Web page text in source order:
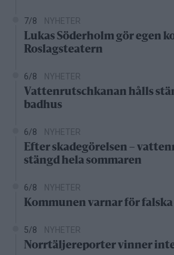
7/8 NYHETER
Lukas Söderholm gör egen
Roslagsteatern
6/8 NYHETER
Vattenrutschkanan hålls
badhus
6/8 NYHETER
Efter skadegörelsen –
stängd hela sommaren
6/8 NYHETER
Kommunen varnar för
5/8 NYHETER
Norrtäljereporter vinner